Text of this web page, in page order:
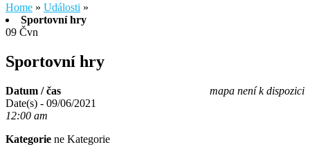
Home » Události »
Sportovní hry
09 Čvn
Sportovní hry
mapa není k dispozici
Datum / čas
Date(s) - 09/06/2021
12:00 am
Kategorie ne Kategorie